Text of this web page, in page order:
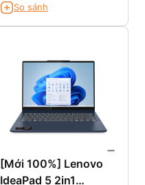
So sánh
[Mới 100%] Lenovo
IdeaPad 5 2in1